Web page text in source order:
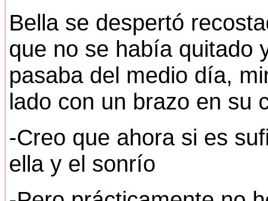
Bella se despertó
que no se había quitado
pasaba del medio día,
lado con un brazo en su
-Creo que ahora si es
ella y el sonrío